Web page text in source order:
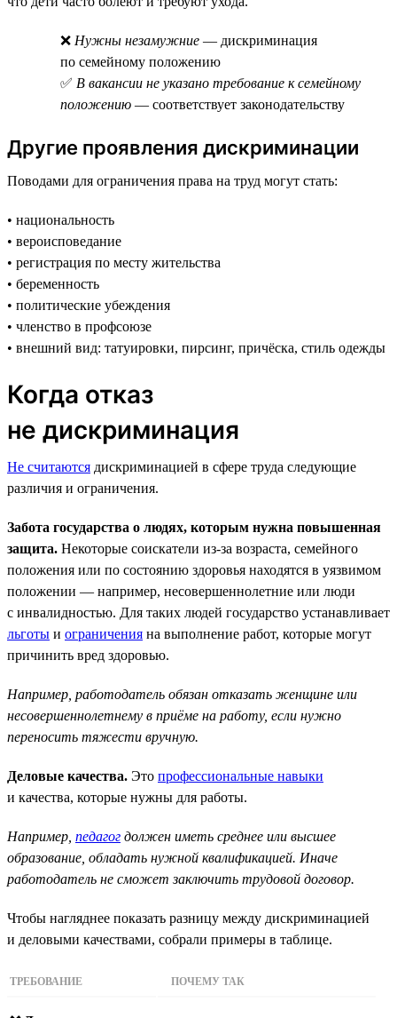
❌ Нужны незамужние — дискриминация
по семейному положению
✅ В вакансии не указано требование к семейному
положению — соответствует законодательству
Другие проявления дискриминации
Поводами для ограничения права на труд могут стать:
• национальность
• вероисповедание
• регистрация по месту жительства
• беременность
• политические убеждения
• членство в профсоюзе
• внешний вид: татуировки, пирсинг, причёска, стиль одежды
Когда отказ
не дискриминация
Не считаются дискриминацией в сфере труда следующие
различия и ограничения.
Забота государства о людях, которым нужна повышенная
защита. Некоторые соискатели из-за возраста, семейного
положения или по состоянию здоровья находятся в уязвимом
положении — например, несовершеннолетние или люди
с инвалидностью. Для таких людей государство устанавливает
льготы и ограничения на выполнение работ, которые могут
причинить вред здоровью.
Например, работодатель обязан отказать женщине или
несовершеннолетнему в приёме на работу, если нужно
переносить тяжести вручную.
Деловые качества. Это профессиональные навыки
и качества, которые нужны для работы.
Например, педагог должен иметь среднее или высшее
образование, обладать нужной квалификацией. Иначе
работодатель не сможет заключить трудовой договор.
Чтобы нагляднее показать разницу между дискриминацией
и деловыми качествами, собрали примеры в таблице.
ТРЕБОВАНИЕ ПОЧЕМУ ТАК